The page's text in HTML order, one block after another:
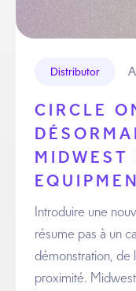
Distributor
CIRCLE
MIDWEST
Introduire une
résume pas à un
démonstration, de
proximité.